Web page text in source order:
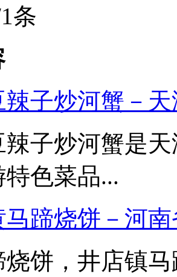
条
辣子炒河蟹－天
辣子炒河蟹是
特色菜品...
马蹄烧饼－河
烧饼，井店镇